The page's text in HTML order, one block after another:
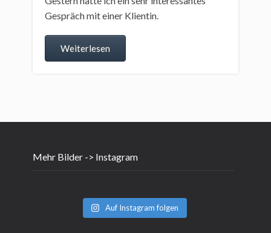
Gespräch mit einer Klientin.
Weiterlesen
Mehr Bilder -> Instagram
Auf Instagram folgen